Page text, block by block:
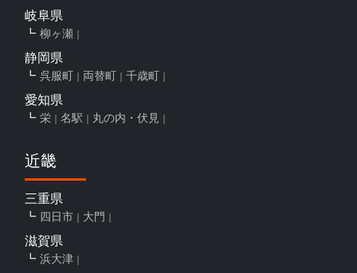
岐阜県
柳ヶ瀬
静岡県
呉服町 両替町 千歳町
愛知県
栄 名駅 丸の内・伏見
近畿
三重県
四日市 大門
滋賀県
浜大津